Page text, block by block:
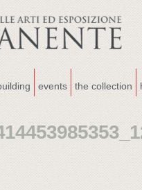
events the collection